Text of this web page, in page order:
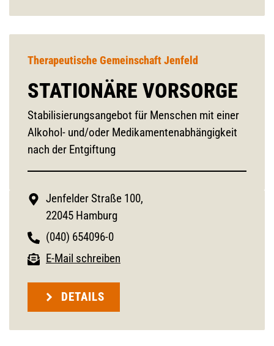
Therapeutische Gemeinschaft Jenfeld
STATIONÄRE VORSORGE
Stabilisierungsangebot für Menschen mit einer
Alkohol- und/oder Medikamentenabhängigkeit
nach der Entgiftung
Jenfelder Straße 100,
22045 Hamburg
(040) 654096-0
E-Mail schreiben
DETAILS